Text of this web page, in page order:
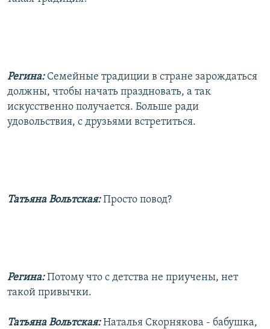
Регина: Семейные традиции в стране зарождаться
должны, чтобы начать праздновать, а так
искусственно получается. Больше ради
удовольствия, с друзьями встретиться.
Татьяна Вольтская:Просто повод?
Регина:Потому что с детства не приучены, нет
такой привычки.
Татьяна Вольтская:Наталья Скорнякова - бабушка,